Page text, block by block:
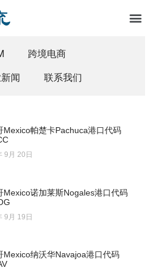
跨境电商
闻 联系我们
Mexico帕楚卡Pachuca港口代码
9月 20日
Mexico诺加莱斯Nogales港口代码
9月 19日
Mexico纳沃华Navajoa港口代码